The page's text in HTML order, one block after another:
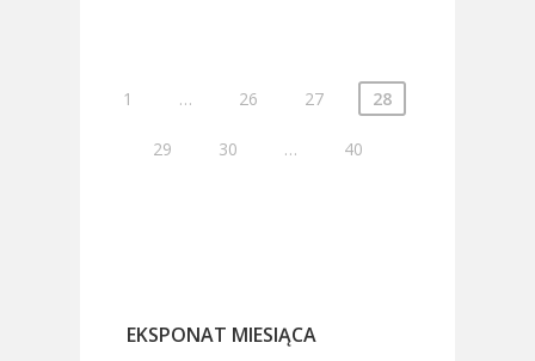
1 … 26 27 28
29 30 … 40
EKSPONAT MIESIĄCA